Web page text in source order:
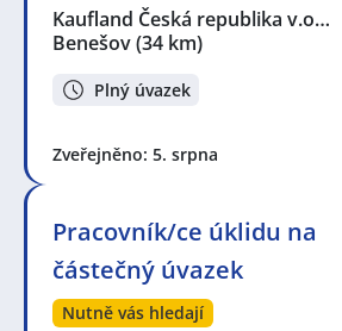
Kaufland Česká republika v.o…
Benešov(34 km)
Plný úvazek
Zveřejněno: 5. srpna
Pracovník/ce úklidu na
částečný úvazek
Nutně vás hledají